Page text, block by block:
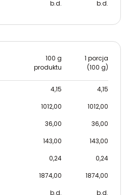
b.d. b.d.
100 g
produktu
1 porcja
(100 g)
4,15
4,15
1012,00
1012,00
36,00
36,00
143,00
143,00
0,24
0,24
1874,00
1874,00
b.d. b.d.